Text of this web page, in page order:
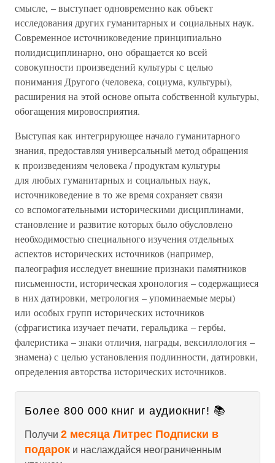
смысле, – выступает одновременно как объект
исследования других гуманитарных и социальных наук.
Современное источниковедение принципиально
полидисциплинарно, оно обращается ко всей
совокупности произведений культуры с целью
понимания Другого (человека, социума, культуры),
расширения на этой основе опыта собственной культуры,
обогащения мировосприятия.
Выступая как интегрирующее начало гуманитарного
знания, предоставляя универсальный метод обращения
к произведениям человека / продуктам культуры
для любых гуманитарных и социальных наук,
источниковедение в то же время сохраняет связи
со вспомогательными историческими дисциплинами,
становление и развитие которых было обусловлено
необходимостью специального изучения отдельных
аспектов исторических источников (например,
палеография исследует внешние признаки памятников
письменности, историческая хронология – содержащиеся
в них датировки, метрология – упоминаемые меры)
или особых групп исторических источников
(сфрагистика изучает печати, геральдика – гербы,
фалеристика – знаки отличия, награды, вексиллология –
знамена) с целью установления подлинности, датировки,
определения авторства исторических источников.
Более 800 000 книг и аудиокниг! 📚
Получи 2 месяца Литрес Подписки в
подарок и наслаждайся неограниченным